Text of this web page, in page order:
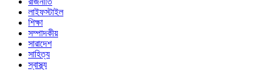
লাইফস্টাইল
শিক্ষা
সম্পাদকীয়
সারাদেশ
সাহিত্য
স্বাস্থ্য